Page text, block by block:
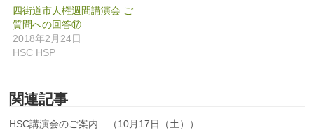
四街道市人権週間講演会 ご
質問への回答⑰
2018年2月24日
HSC HSP
関連記事
HSC講演会のご案内 （10月17日（土））